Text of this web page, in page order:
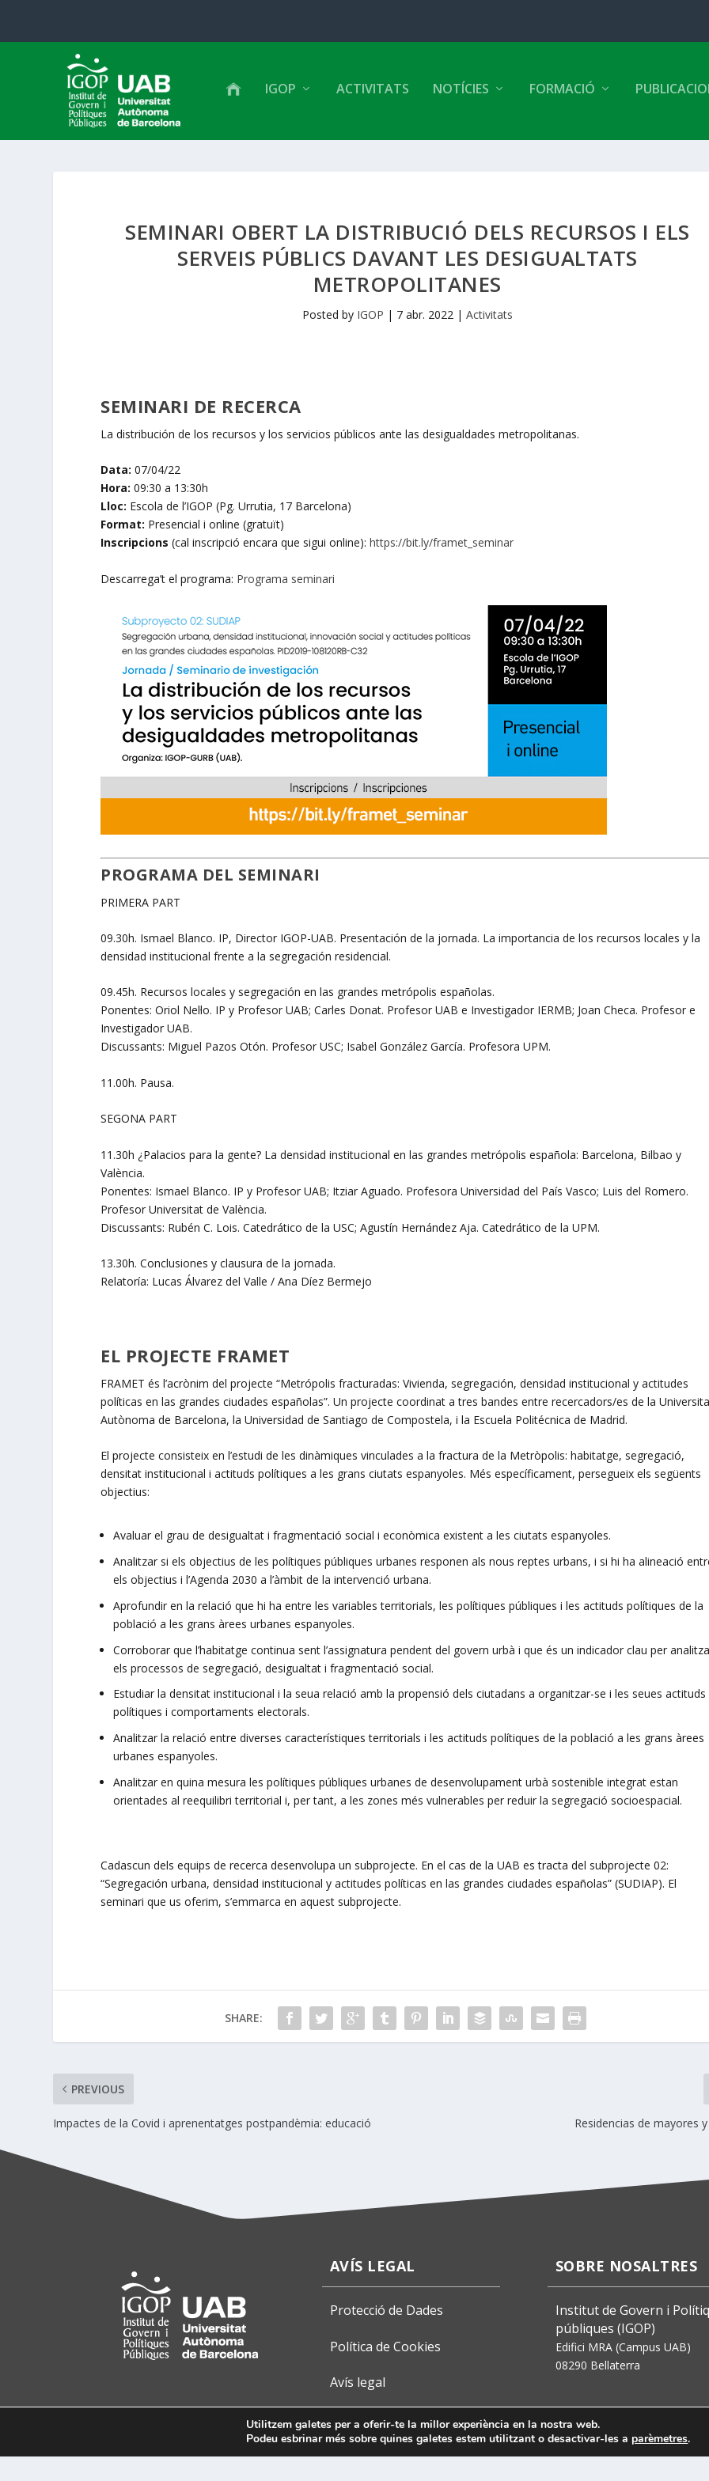
IGOP ACTIVITATS NOTÍCIES FORMACIÓ
SEMINARI OBERT LA DISTRIBUCIÓ DELS RECURSOS I ELS
SERVEIS PÚBLICS DAVANT LES DESIGUALTATS
METROPOLITANES
Posted by IGOP | 7 abr. 2022| Activitats
SEMINARI DE RECERCA
La distribución de los recursos y los servicios públicos ante las desigualdades metropolitanas.
Data: 07/04/22
Hora: 09:30 a 13:30h
Lloc: Escola de l’IGOP (Pg. Urrutia, 17 Barcelona)
Format: Presencial i online (gratuït)
Inscripcions (cal inscripció encara que sigui online):https://bit.ly/framet_seminar
Descarrega’t el programa: Programa seminari
PROGRAMA DEL SEMINARI
PRIMERA PART
09.30h. Ismael Blanco. IP, Director IGOP-UAB. Presentación de la jornada. La importancia de los recursos locales y la
densidad institucional frente a la segregación residencial.
09.45h. Recursos locales y segregación en las grandes metrópolis españolas.
Ponentes: Oriol Nel·lo. IP y Profesor UAB; Carles Donat. Profesor UAB e Investigador IERMB; Joan Checa. Profesor e
Investigador UAB.
Discussants: Miguel Pazos Otón. Profesor USC; Isabel González García. Profesora UPM.
11.00h. Pausa.
SEGONA PART
11.30h ¿Palacios para la gente? La densidad institucional en las grandes metrópolis española: Barcelona, Bilbao y
València.
Ponentes: Ismael Blanco. IP y Profesor UAB; Itziar Aguado. Profesora Universidad del País Vasco; Luis del Romero.
Profesor Universitat de València.
Discussants: Rubén C. Lois. Catedrático de la USC; Agustín Hernández Aja. Catedrático de la UPM.
13.30h. Conclusiones y clausura de la jornada.
Relatoría: Lucas Álvarez del Valle / Ana Díez Bermejo
EL PROJECTE FRAMET
FRAMET és l’acrònim del projecte “Metrópolis fracturadas: Vivienda, segregación, densidad institucional y actitudes
políticas en las grandes ciudades españolas”. Un projecte coordinat a tres bandes entre recercadors/es de la
Autònoma de Barcelona, la Universidad de Santiago de Compostela, i la Escuela Politécnica de Madrid.
El projecte consisteix en l’estudi de les dinàmiques vinculades a la fractura de la Metròpolis: habitatge, segregació,
densitat institucional i actituds polítiques a les grans ciutats espanyoles. Més específicament, persegueix els següents
objectius:
Avaluar el grau de desigualtat i fragmentació social i econòmica existent a les ciutats espanyoles.
Analitzar si els objectius de les polítiques públiques urbanes responen als nous reptes urbans, i si hi ha alineació
els objectius i l’Agenda 2030 a l’àmbit de la intervenció urbana.
Aprofundir en la relació que hi ha entre les variables territorials, les polítiques públiques i les actituds polítiques de la
població a les grans àrees urbanes espanyoles.
Corroborar que l’habitatge continua sent l’assignatura pendent del govern urbà i que és un indicador clau per
els processos de segregació, desigualtat i fragmentació social.
Estudiar la densitat institucional i la seua relació amb la propensió dels ciutadans a organitzar-se i les seues actituds
polítiques i comportaments electorals.
Analitzar la relació entre diverses característiques territorials i les actituds polítiques de la població a les grans àrees
urbanes espanyoles.
Analitzar en quina mesura les polítiques públiques urbanes de desenvolupament urbà sostenible integrat estan
orientades al reequilibri territorial i, per tant, a les zones més vulnerables per reduir la segregació socioespacial.
Cadascun dels equips de recerca desenvolupa un subprojecte. En el cas de la UAB es tracta del subprojecte 02:
“Segregación urbana, densidad institucional y actitudes políticas en las grandes ciudades españolas” (SUDIAP). El
seminari que us oferim, s’emmarca en aquest subprojecte.
SHARE:
PREVIOUS
Impactes de la Covid i aprenentatges postpandèmia: educació Residencias de mayores
AVÍS LEGAL
Protecció de Dades
Política de Cookies
Avís legal
SOBRE NOSALTRES
Institut de Govern i
públiques (IGOP)
Edifici MRA (Campus UAB)
08290 Bellaterra
Utilitzem galetes per a oferir-te la millor experiència en la nostra web.
Podeu esbrinar més sobre quines galetes estem utilitzant o desactivar-les a parèmetres.